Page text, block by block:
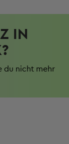
IN
du nicht mehr